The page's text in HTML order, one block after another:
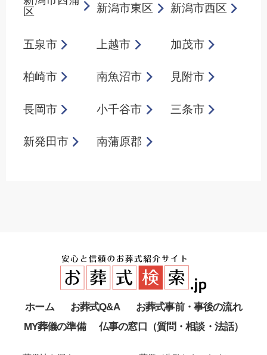
区
新潟市東区 新潟市西区
五泉市 上越市 加茂市
柏崎市 南魚沼市 見附市
長岡市 小千谷市 三条市
新発田市 南蒲原郡
ホーム お葬式Q&A
お葬式事前・事後の流れ
MY葬儀の準備
仏事の窓口（質問・相談・法話）